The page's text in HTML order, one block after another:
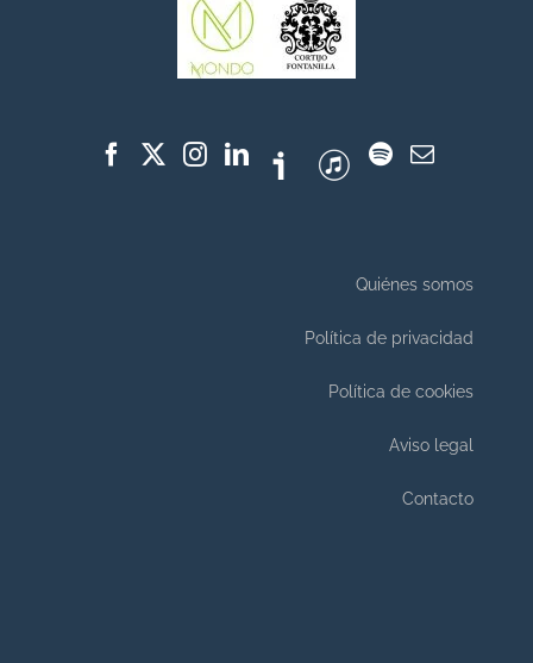
Quiénes somos
Política de privacidad
Política de cookies
Aviso legal
Contacto